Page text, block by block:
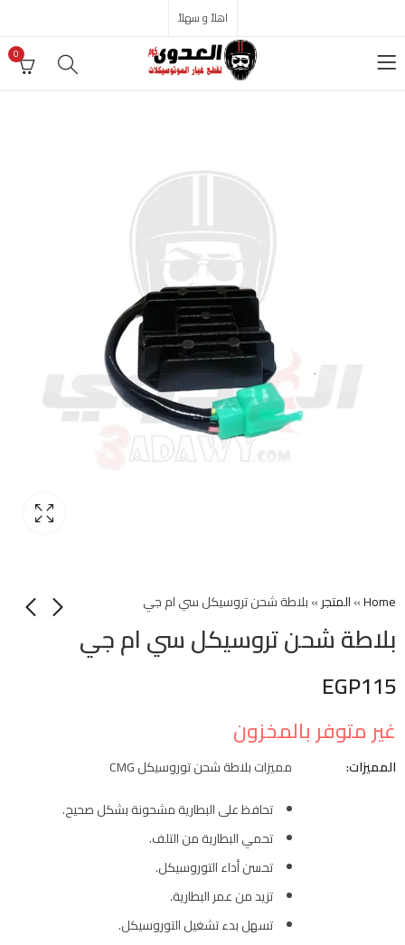
اهلاً و سهلاً
0
Home
»المتجر»بلاطة شحن تروسيكل سي ام جي
بلاطة شحن تروسيكل سي ام جي
EGP115
غير متوفر بالمخزون
المميزات:
مميزات بلاطة شحن توروسيكل CMG
تحافظ على البطارية مشحونة بشكل صحيح.
تحمي البطارية من التلف.
تحسن أداء التوروسيكل.
تزيد من عمر البطارية.
تسهل بدء تشغيل التوروسيكل.